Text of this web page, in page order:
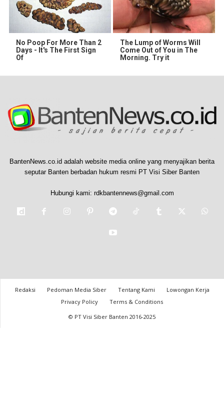
No Poop For More Than 2
Days - It's The First Sign
Of
The Lump of Worms Will
Come Out of You in The
Morning. Try it
BantenNews.co.id adalah website media online yang menyajikan berita
seputar Banten berbadan hukum resmi PT Visi Siber Banten
Hubungi kami: rdkbantennews@gmail.com
Redaksi Pedoman Media Siber Tentang Kami
Lowongan Kerja
Privacy Policy
Terms & Conditions
© PT Visi Siber Banten 2016-2025